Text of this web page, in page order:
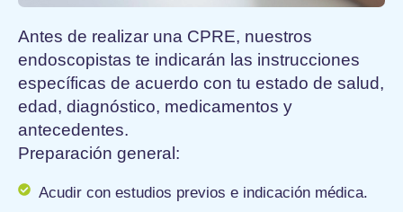
Antes de realizar una CPRE, nuestros
endoscopistas te indicarán las instrucciones
específicas de acuerdo con tu estado de salud,
edad, diagnóstico, medicamentos y
antecedentes.
Preparación general:
Acudir con estudios previos e indicación médica.